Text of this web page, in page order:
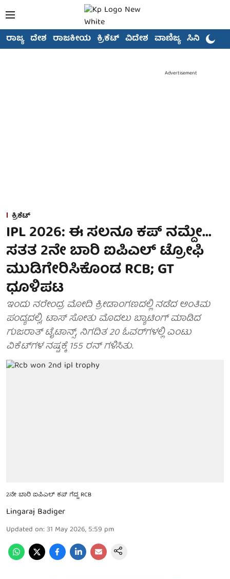
ರಾಜ್ಯ ದೇಶ ರಾಜಕೀಯ ಕ್ರಿಕೆಟ್ ವಿದೇಶ ವಾಣಿಜ್ಯ ಸಿನಿಮಾ
Advertisement
ಕ್ರಿಕೆಟ್
IPL 2026: ಈ ಸಲನೂ ಕಪ್ ನಮ್ದೇ...
ಸತತ 2ನೇ ಬಾರಿ ಐಪಿಎಲ್ ಟ್ರೋಫಿ
ಮುಡಿಗೇರಿಸಿಕೊಂಡ RCB; GT
ಧೂಳಿಪಟ
ಇಂದು ನರೇಂದ್ರ ಮೋದಿ ಕ್ರೀಡಾಂಗಣದಲ್ಲಿ ನಡೆದ ಅಂತಿಮ
ಪಂದ್ಯದಲ್ಲಿ, ಟಾಸ್ ಸೋತು ಮೊದಲು ಬ್ಯಾಟಿಂಗ್ ಮಾಡಿದ
ಗುಜರಾತ್ ಟೈಟಾನ್ಸ್, ನಿಗದಿತ 20 ಓವರ್‌ಗಳಲ್ಲಿ ಎಂಟು
ವಿಕೆಟ್‌ಗಳ ನಷ್ಟಕ್ಕೆ 155 ರನ್ ಗಳಿಸಿತು.
2ನೇ ಬಾರಿ ಐಪಿಎಲ್ ಕಪ್ ಗೆದ್ದ RCB
Lingaraj Badiger
Updated on: 31 May 2026, 5:59 pm